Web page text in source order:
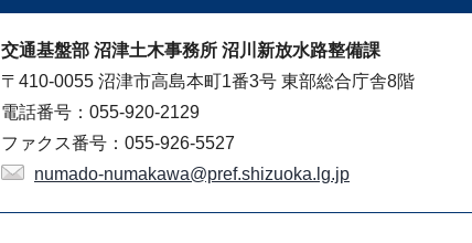
交通基盤部 沼津土木事務所 沼川新放水路整備課
〒410-0055 沼津市高島本町1番3号 東部総合庁舎8階
電話番号：055-920-2129
ファクス番号：055-926-5527
numado-numakawa@pref.shizuoka.lg.jp